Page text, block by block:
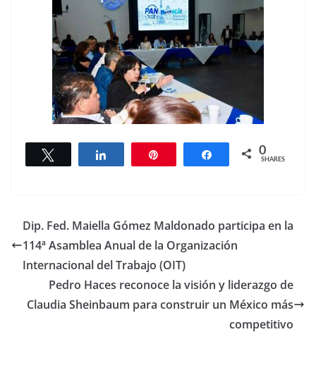
Share 0
SHARES
Dip. Fed. Maiella Gómez Maldonado participa en la
114ª Asamblea Anual de la Organización
Internacional del Trabajo (OIT)
Pedro Haces reconoce la visión y liderazgo de
Claudia Sheinbaum para construir un México más
competitivo